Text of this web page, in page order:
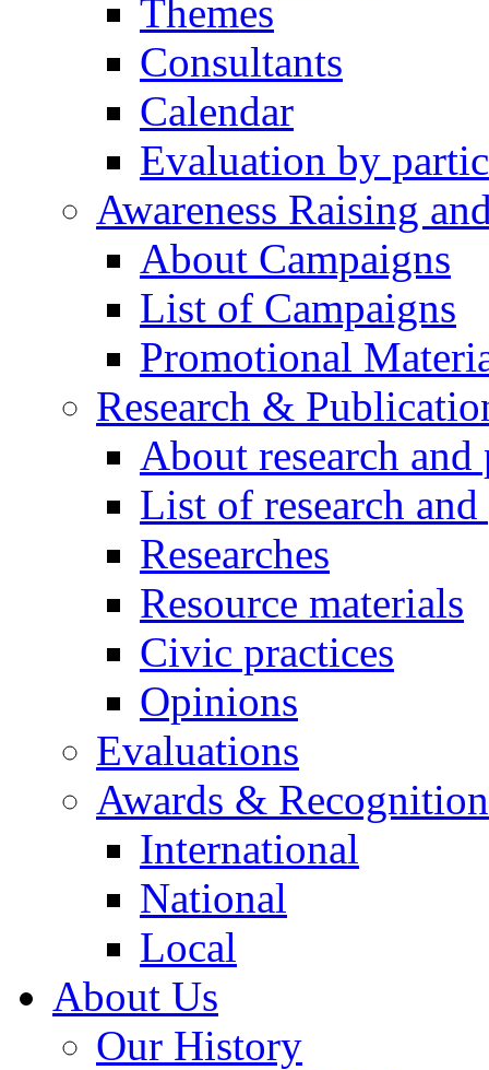
Themes
Consultants
Calendar
Evaluation by
Awareness Raising
About Campaigns
List of Campaigns
Promotional
Research &
About research
List of research
Researches
Resource materials
Civic practices
Opinions
Evaluations
Awards &
International
National
Local
About Us
Our History